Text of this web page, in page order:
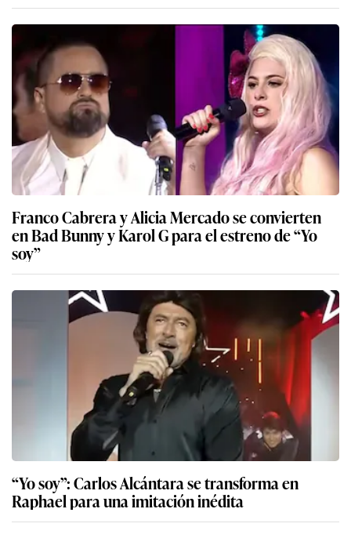
Franco Cabrera y Alicia Mercado se convierten
en Bad Bunny y Karol G para el estreno de “Yo
soy”
“Yo soy”: Carlos Alcántara se transforma en
Raphael para una imitación inédita